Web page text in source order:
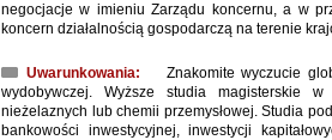
negocjacje w imieniu Zarządu koncernu, a w
koncern działalnością gospodarczą na terenie
Uwarunkowania:
Znakomite wyczucie
wydobywczej. Wyższe studia magisterskie
nieżelaznych lub chemii przemysłowej. Studia
bankowości inwestycyjnej, inwestycji